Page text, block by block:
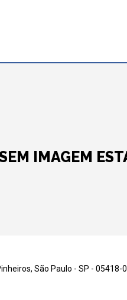
IMAGEM
São Paulo - SP - 05418-